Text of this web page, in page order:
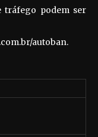
tráfego podem ser
autoban.